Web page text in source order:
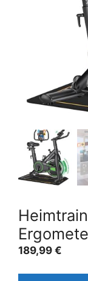
189,99 €